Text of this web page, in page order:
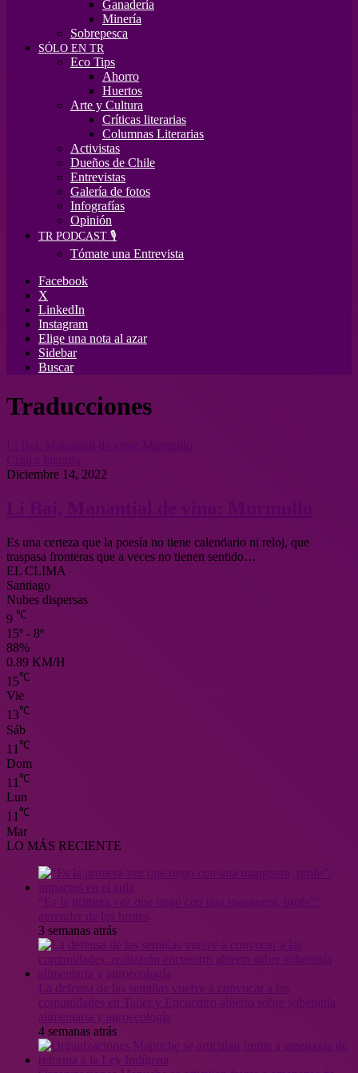
Ganadería
Minería
Sobrepesca
SÓLO EN TR
Eco Tips
Ahorro
Huertos
Arte y Cultura
Críticas literarias
Columnas Literarias
Activistas
Dueños de Chile
Entrevistas
Galería de fotos
Infografías
Opinión
TR PODCAST 🎙️
Tómate una Entrevista
Facebook
X
LinkedIn
Instagram
Elige una nota al azar
Sidebar
Buscar
Traducciones
Diciembre 14, 2022
Es una certeza que la poesía no tiene calendario ni reloj, que
traspasa fronteras que a veces no tienen sentido…
EL CLIMA
Santiago
Nubes dispersas
9 ℃
15º - 8º
88%
0.89 KM/H
15℃
Vie
13℃
Sáb
11 ℃
Dom
11 ℃
Lun
11℃
Mar
LO MÁS RECIENTE
3 semanas atrás
4 semanas atrás